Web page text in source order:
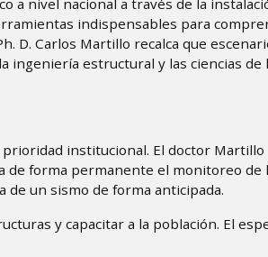
a nivel nacional a través de la
indispensables para
D. Carlos Martillo recalca que
ingeniería estructural y las ciencias de
prioridad institucional. El doctor Martillo
de forma permanente el monitoreo de
de un sismo de forma anticipada.
y capacitar a la población. El